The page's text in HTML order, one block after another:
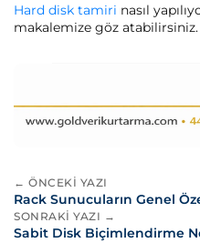
Hard disk tamiri nasıl
makalemize göz atabilirsiniz.
← ÖNCEKI YAZI
Rack Sunucuların Genel
SONRAKI YAZI →
Sabit Disk Biçimlendirme